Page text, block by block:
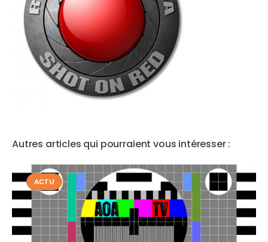
Autres articles qui pourraient vous intéresser :
ACTU